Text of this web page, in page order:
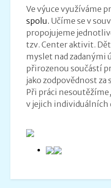
Ve výuce využíváme
spolu. Učíme se v
propojujeme
tzv. Center aktivit.
myslet nad zadanými
přirozenou součástí
jako zodpovědnost za
Při práci
v jejich individuálních